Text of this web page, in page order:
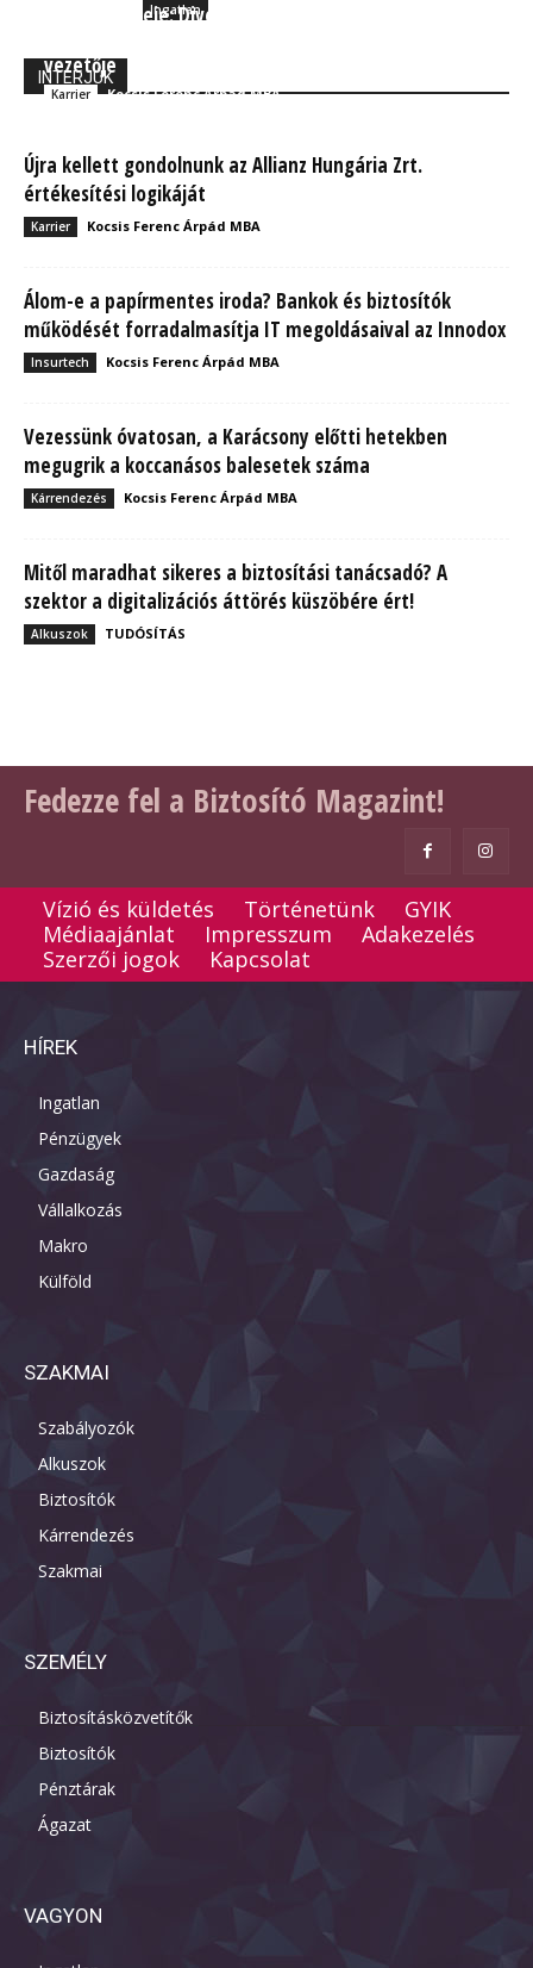
Ingatlan
INTERJÚK
Az álmok ereje: Divéki Zoltán az álmai és a
vezetője
Karrier Kocsis Ferenc Árpád MBA
Újra kellett gondolnunk az Allianz Hungária Zrt.
értékesítési logikáját
Karrier Kocsis Ferenc Árpád MBA
Álom-e a papírmentes iroda? Bankok és biztosítók
működését forradalmasítja IT megoldásaival az Innodox
Insurtech Kocsis Ferenc Árpád MBA
Vezessünk óvatosan, a Karácsony előtti hetekben
megugrik a koccanásos balesetek száma
Kárrendezés Kocsis Ferenc Árpád MBA
Mitől maradhat sikeres a biztosítási tanácsadó? A
szektor a digitalizációs áttörés küszöbére ért!
Alkuszok TUDÓSÍTÁS
Fedezze fel a Biztosító Magazint!
Vízió és küldetés Történetünk
GYIK
Médiaajánlat
Impresszum
Adakezelés
Szerzői jogok
Kapcsolat
HÍREK
Ingatlan
Pénzügyek
Gazdaság
Vállalkozás
Makro
Külföld
SZAKMAI
Szabályozók
Alkuszok
Biztosítók
Kárrendezés
Szakmai
SZEMÉLY
Biztosításközvetítők
Biztosítók
Pénztárak
Ágazat
VAGYON